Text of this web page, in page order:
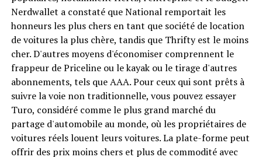
Nerdwallet a constaté que National remportait les
honneurs les plus chers en tant que société de location
de voitures la plus chère, tandis que Thrifty est le moins
cher. D'autres moyens d'économiser comprennent le
frappeur de Priceline ou le kayak ou le tirage d'autres
abonnements, tels que AAA. Pour ceux qui sont prêts à
suivre la voie non traditionnelle, vous pouvez essayer
Turo, considéré comme le plus grand marché du
partage d'automobile au monde, où les propriétaires de
voitures réels louent leurs voitures. La plate-forme peut
offrir des prix moins chers et plus de commodité avec